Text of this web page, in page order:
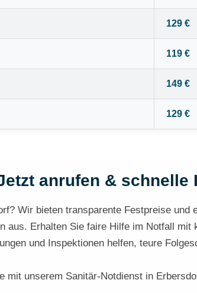
129 €
119 €
149 €
129 €
anrufen & schnelle
Wir bieten transparente Festpreise
Erhalten Sie faire Hilfe im Notfall mit
und Inspektionen helfen, teure
mit unserem Sanitär-Notdienst in